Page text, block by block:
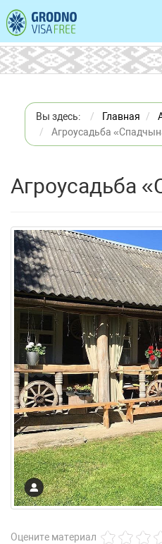
Вы здесь: Главная
Агроусадьба
Агроусадьба
Оцените материал